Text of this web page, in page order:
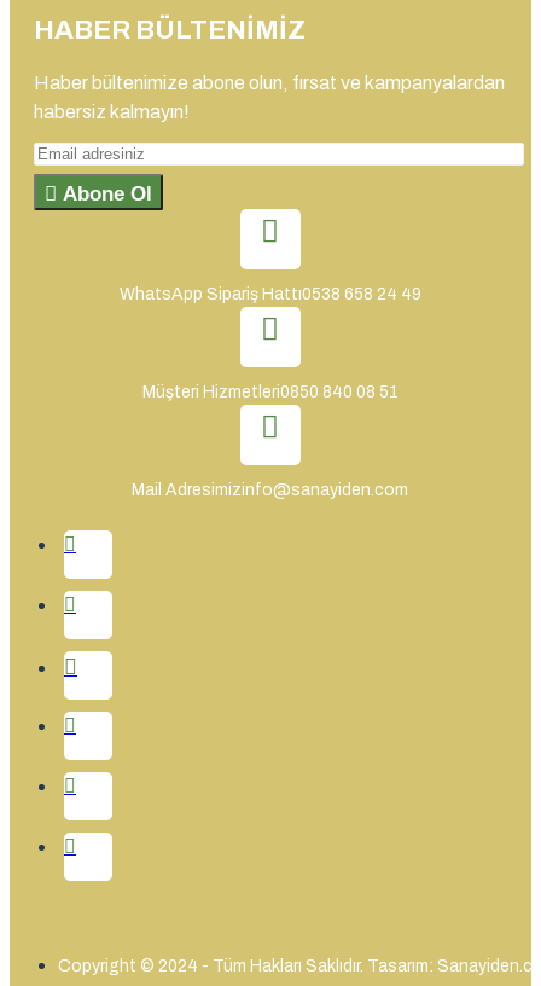
HABER BÜLTENIMIZ
Haber bültenimize abone olun, fırsat ve kampanyalardan
habersiz kalmayın!
Abone Ol
WhatsApp Sipariş Hattı0538 658 24 49
Müşteri Hizmetleri0850 840 08 51
Mail Adresimizinfo@sanayiden.com
Copyright © 2024 - Tüm Hakları Saklıdır. Tasarım: